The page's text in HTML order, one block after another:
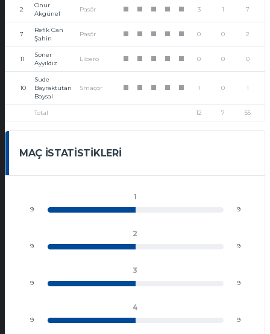
2
Onur
Akgünel
Pasör 3 1 7
7
Refik Can
Şahin
Pasör 0 0 2
11
Soner
Ayyıldız
Libero 0 0 0
10
Sude
Bayraktutan
Baysal
Smaçör 1 0 1
Total 12 7 55
MAÇ İSTATISTIKLERI
1
9 9
2
9 9
3
9 9
4
9 9